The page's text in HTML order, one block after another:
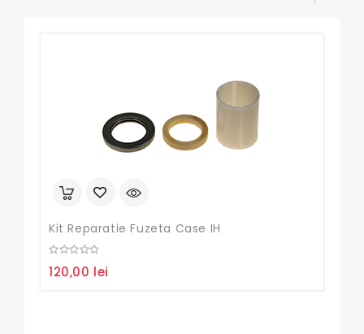
Kit Reparatie Fuzeta Case IH
out
120,00 lei